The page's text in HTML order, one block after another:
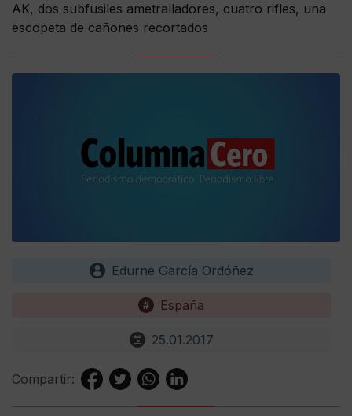
AK, dos subfusiles ametralladores, cuatro rifles, una
escopeta de cañones recortados
Edurne García Ordóñez
España
25.01.2017
Compartir: